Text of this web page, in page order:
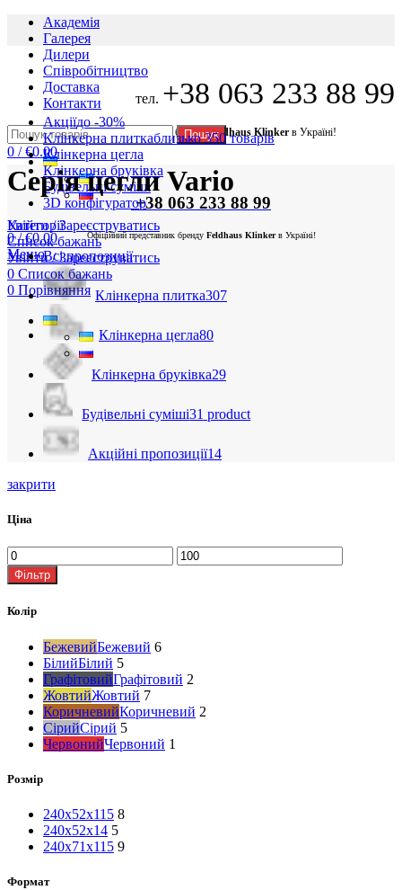
Академія
Галерея
Дилери
Cпівробітництво
Доставка
Контакти
Офіційний представник брендуFeldhaus Klinkerв Україні!
Увійти / Зареєструватись
Список бажань
Увійти / Зареєструватись
0 Список бажань
0 Порівняння
тел. +38 063 233 88 99
Пошук
0 / €0.00
+38 063 233 88 99
0/ €0.00
Меню
Акціїдо -30%
Клінкерна плиткаблизько 350 товарів
Клінкерна цегла
Клінкерна бруківка
Будівельні суміші
3D конфігуратор
Офіційний представник бренду Feldhaus Klinkerв Україні!
Серія цегли Vario
Категорії
Всі пропозиції
Клінкерна плитка307
Клінкерна цегла80
Клінкерна бруківка29
Будівельні суміші31 product
Акційні пропозиції14
закрити
Ціна
Фільтр
Колір
БежевийБежевий 6
БілийБілий 5
ГрафітовийГрафітовий 2
ЖовтийЖовтий 7
КоричневийКоричневий 2
СірийСірий 5
ЧервонийЧервоний 1
Розмір
240x52x115 8
240x52x14 5
240x71x115 9
Формат